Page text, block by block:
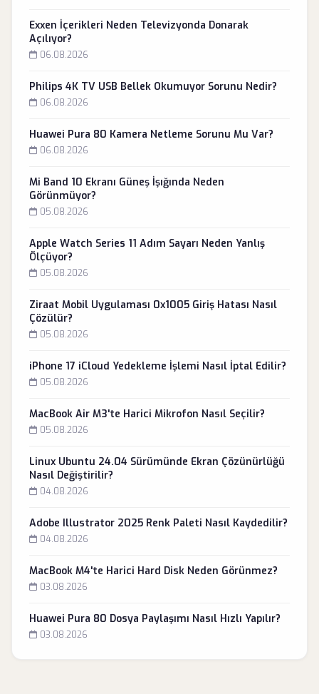
Exxen İçerikleri Neden Televizyonda Donarak
Açılıyor?
06.08.2026
Philips 4K TV USB Bellek Okumuyor Sorunu Nedir?
06.08.2026
Huawei Pura 80 Kamera Netleme Sorunu Mu Var?
06.08.2026
Mi Band 10 Ekranı Güneş İşığında Neden
Görünmüyor?
05.08.2026
Apple Watch Series 11 Adım Sayarı Neden Yanlış
Ölçüyor?
05.08.2026
Ziraat Mobil Uygulaması 0x1005 Giriş Hatası Nasıl
Çözülür?
05.08.2026
iPhone 17 iCloud Yedekleme İşlemi Nasıl İptal Edilir?
05.08.2026
MacBook Air M3'te Harici Mikrofon Nasıl Seçilir?
05.08.2026
Linux Ubuntu 24.04 Sürümünde Ekran Çözünürlüğü
Nasıl Değiştirilir?
04.08.2026
Adobe Illustrator 2025 Renk Paleti Nasıl Kaydedilir?
04.08.2026
MacBook M4'te Harici Hard Disk Neden Görünmez?
03.08.2026
Huawei Pura 80 Dosya Paylaşımı Nasıl Hızlı Yapılır?
03.08.2026